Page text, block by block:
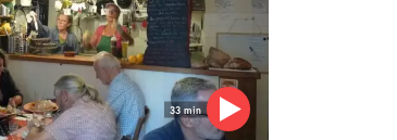
33 min